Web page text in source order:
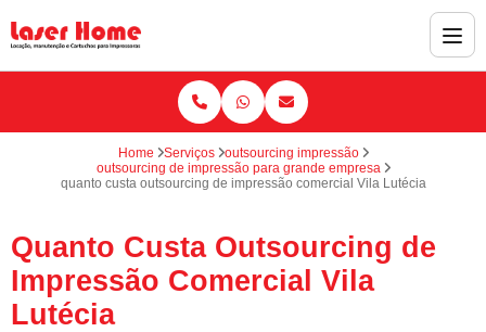
Home Serviços
outsourcing impressão
outsourcing de impressão para grande empresa
quanto custa outsourcing de impressão comercial Vila Lutécia
Quanto Custa Outsourcing de
Impressão Comercial Vila
Lutécia